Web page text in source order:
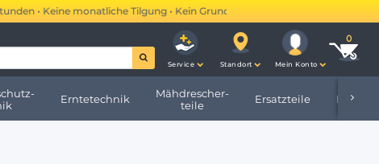
• Keine monatliche Tilgung • Kein Grundbucheintrag •
Service Standort Mein Konto
Erntetechnik
Mähdrescher-
teile
Ersatzteile